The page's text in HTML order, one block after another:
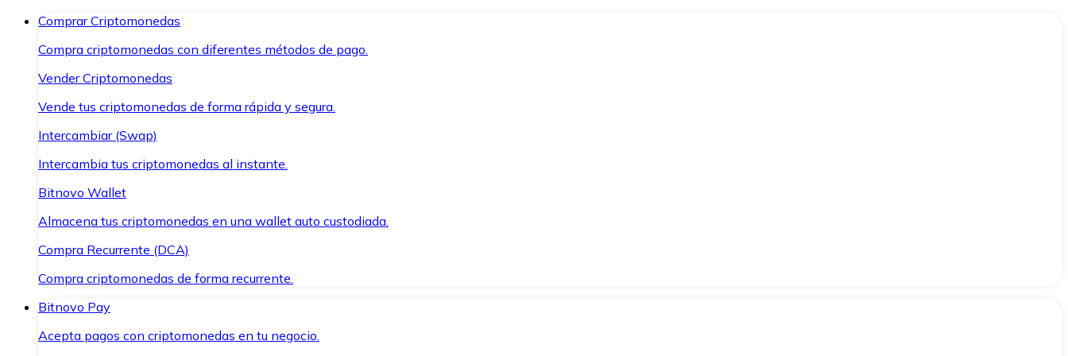
Comprar Criptomonedas
Compra criptomonedas con diferentes métodos de pago.
Vender Criptomonedas
Vende tus criptomonedas de forma rápida y segura.
Intercambiar (Swap)
Intercambia tus criptomonedas al instante.
Bitnovo Wallet
Almacena tus criptomonedas en una wallet auto custodiada.
Compra Recurrente (DCA)
Compra criptomonedas de forma recurrente.
Bitnovo Pay
Acepta pagos con criptomonedas en tu negocio.